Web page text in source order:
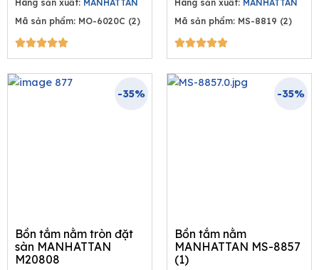
Hãng sản xuất: MANHATTAN
Mã sản phẩm: MO-6020C (2)
5/5
Hãng sản xuất: MANHATTAN
Mã sản phẩm: MS-8819 (2)
5/5
-35%
Bồn tắm nằm tròn đặt
sàn MANHATTAN
M20808
-35%
Bồn tắm nằm
MANHATTAN MS-8857
(1)